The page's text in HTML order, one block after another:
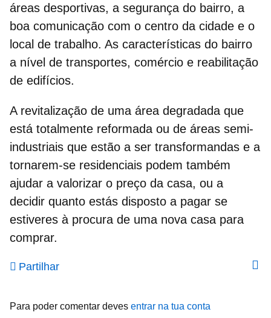
áreas desportivas, a segurança do bairro, a
boa comunicação com o centro da cidade e o
local de trabalho. As características do bairro
a nível de transportes, comércio e reabilitação
de edifícios.
A revitalização de uma área degradada que
está totalmente reformada ou de áreas semi-
industriais que estão a ser transformandas e a
tornarem-se residenciais podem também
ajudar a valorizar o preço da casa, ou a
decidir quanto estás disposto a pagar se
estiveres à procura de uma nova casa para
comprar.
Partilhar
Para poder comentar deves entrar na tua conta